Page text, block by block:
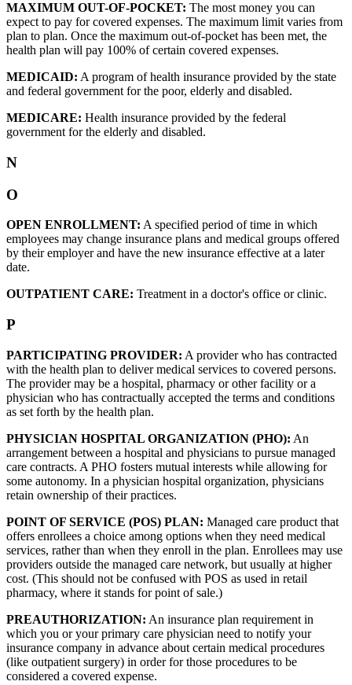
MAXIMUM OUT-OF-POCKET: The most money you can
expect to pay for covered expenses. The maximum limit varies from
plan to plan. Once the maximum out-of-pocket has been met, the
health plan will pay 100% of certain covered expenses.
MEDICAID: A program of health insurance provided by the state
and federal government for the poor, elderly and disabled.
MEDICARE: Health insurance provided by the federal
government for the elderly and disabled.
N
O
OPEN ENROLLMENT: A specified period of time in which
employees may change insurance plans and medical groups offered
by their employer and have the new insurance effective at a later
date.
OUTPATIENT CARE: Treatment in a doctor's office or clinic.
P
PARTICIPATING PROVIDER: A provider who has contracted
with the health plan to deliver medical services to covered persons.
The provider may be a hospital, pharmacy or other facility or a
physician who has contractually accepted the terms and conditions
as set forth by the health plan.
PHYSICIAN HOSPITAL ORGANIZATION (PHO): An
arrangement between a hospital and physicians to pursue managed
care contracts. A PHO fosters mutual interests while allowing for
some autonomy. In a physician hospital organization, physicians
retain ownership of their practices.
POINT OF SERVICE (POS) PLAN: Managed care product that
offers enrollees a choice among options when they need medical
services, rather than when they enroll in the plan. Enrollees may use
providers outside the managed care network, but usually at higher
cost. (This should not be confused with POS as used in retail
pharmacy, where it stands for point of sale.)
PREAUTHORIZATION: An insurance plan requirement in
which you or your primary care physician need to notify your
insurance company in advance about certain medical procedures
(like outpatient surgery) in order for those procedures to be
considered a covered expense.